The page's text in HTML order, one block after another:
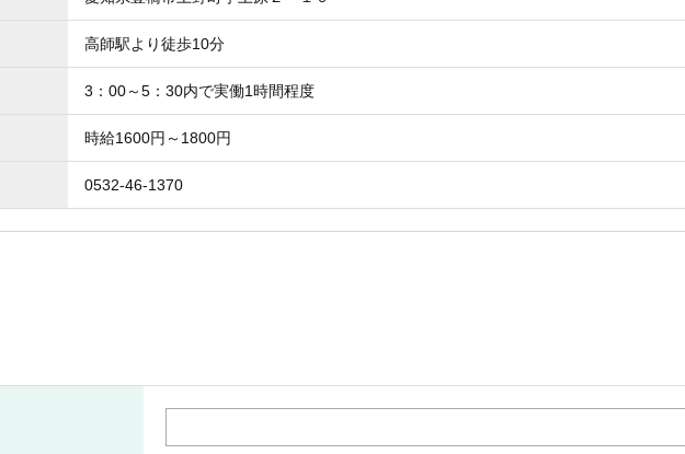
高師駅より徒歩10分
3：00～5：30内で実働1時間程度
時給1600円～1800円
0532-46-1370